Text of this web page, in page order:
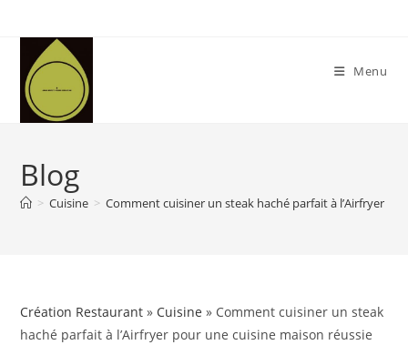
content
Menu
Blog
> Cuisine > Comment cuisiner un steak haché parfait à l’Airfryer
Création Restaurant » Cuisine » Comment cuisiner un steak
haché parfait à l’Airfryer pour une cuisine maison réussie